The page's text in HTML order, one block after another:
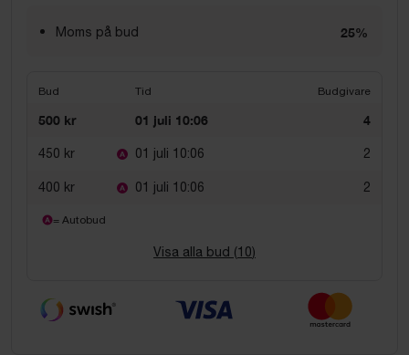
Moms på bud 25%
Bud Tid Budgivare
500 kr 01 juli 10:06 4
450 kr 01 juli 10:06 2
400 kr 01 juli 10:06 2
= Autobud
Visa alla bud (10)